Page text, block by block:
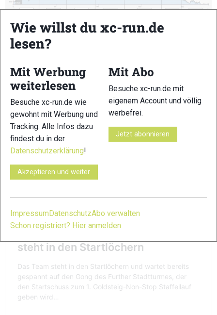
Team XC-RUN Goldsteig Staffellauf © xc-run.de
Finaler Rennplan: Goldsteig Staffellauf © xc-run.de
Vorberichte und weitere
Informationen
Wie willst du xc-run.de
lesen?
Mit Werbung
weiterlesen
Besuche xc-run.de wie
gewohnt mit Werbung und
Tracking. Alle Infos dazu
findest du in der
Datenschutzerklärung!
Akzeptieren und weiter
Mit Abo
Besuche xc-run.de mit
eigenem Account und völlig
werbefrei.
Jetzt abonnieren
ImpressumDatenschutzAbo verwalten
Schon registriert? Hier anmelden